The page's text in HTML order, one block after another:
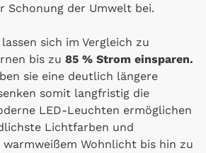
Schonung der Umwelt bei.
lassen sich im Vergleich zu
bis zu 85 % Strom einsparen.
sie eine deutlich längere
somit langfristig die
LED-Leuchten ermöglichen
Lichtfarben und
Wohnlicht bis hin zu